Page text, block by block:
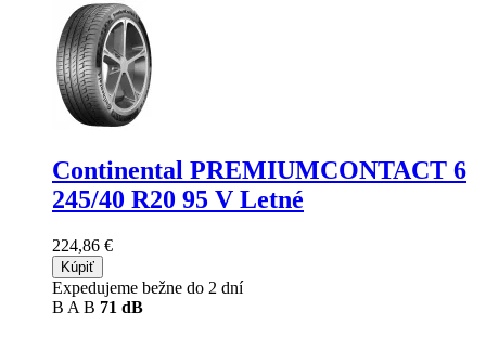
Continental PREMIUMCONTACT 6
245/40 R20 95 V Letné
224,86 €
Kúpiť
Expedujeme bežne do 2 dní
B A B 71 dB